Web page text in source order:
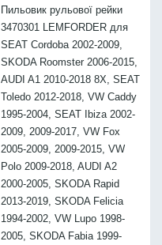
Пильовик рульової рейки
3470301 LEMFORDER для
SEAT Cordoba 2002-2009,
SKODA Roomster 2006-2015,
AUDI A1 2010-2018 8X, SEAT
Toledo 2012-2018, VW Caddy
1995-2004, SEAT Ibiza 2002-
2009, 2009-2017, VW Fox
2005-2009, 2009-2015, VW
Polo 2009-2018, AUDI A2
2000-2005, SKODA Rapid
2013-2019, SKODA Felicia
1994-2002, VW Lupo 1998-
2005, SKODA Fabia 1999-